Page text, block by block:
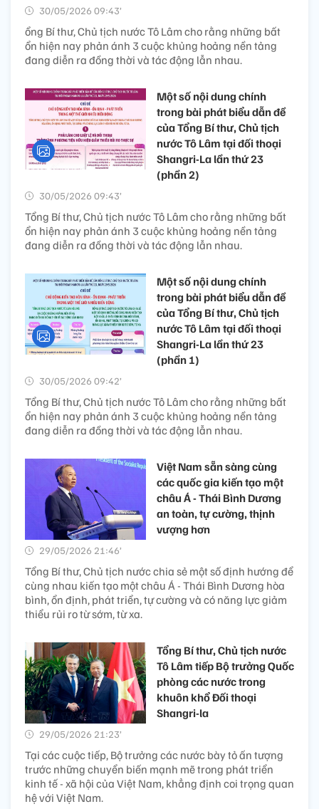
30/05/2026 09:43’
ổng Bí thư, Chủ tịch nước Tô Lâm cho rằng những bất
ổn hiện nay phản ánh 3 cuộc khủng hoảng nền tảng
đang diễn ra đồng thời và tác động lẫn nhau.
Một số nội dung chính
trong bài phát biểu dẫn đề
của Tổng Bí thư, Chủ tịch
nước Tô Lâm tại đối thoại
Shangri-La lần thứ 23
(phần 2)
30/05/2026 09:43’
Tổng Bí thư, Chủ tịch nước Tô Lâm cho rằng những bất
ổn hiện nay phản ánh 3 cuộc khủng hoảng nền tảng
đang diễn ra đồng thời và tác động lẫn nhau.
Một số nội dung chính
trong bài phát biểu dẫn đề
của Tổng Bí thư, Chủ tịch
nước Tô Lâm tại đối thoại
Shangri-La lần thứ 23
(phần 1)
30/05/2026 09:42’
Tổng Bí thư, Chủ tịch nước Tô Lâm cho rằng những bất
ổn hiện nay phản ánh 3 cuộc khủng hoảng nền tảng
đang diễn ra đồng thời và tác động lẫn nhau.
Việt Nam sẵn sàng cùng
các quốc gia kiến tạo một
châu Á - Thái Bình Dương
an toàn, tự cường, thịnh
vượng hơn
29/05/2026 21:46’
Tổng Bí thư, Chủ tịch nước chia sẻ một số định hướng để
cùng nhau kiến tạo một châu Á - Thái Bình Dương hòa
bình, ổn định, phát triển, tự cường và có năng lực giảm
thiểu rủi ro từ sớm, từ xa.
Tổng Bí thư, Chủ tịch nước
Tô Lâm tiếp Bộ trưởng Quốc
phòng các nước trong
khuôn khổ Đối thoại
Shangri-la
29/05/2026 21:23’
Tại các cuộc tiếp, Bộ trưởng các nước bày tỏ ấn tượng
trước những chuyển biến mạnh mẽ trong phát triển
kinh tế - xã hội của Việt Nam, khẳng định coi trọng quan
hệ với Việt Nam.